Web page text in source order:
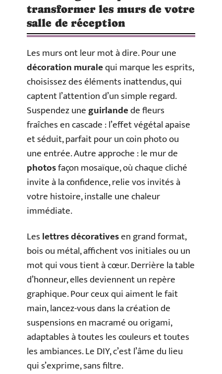
transformer les murs de votre
salle de réception
Les murs ont leur mot à dire. Pour une
décoration muralequi marque les esprits,
choisissez des éléments inattendus, qui
captent l’attention d’un simple regard.
Suspendez uneguirlandede fleurs
fraîches en cascade : l’effet végétal apaise
et séduit, parfait pour un coin photo ou
une entrée. Autre approche : le mur de
photosfaçon mosaïque, où chaque cliché
invite à la confidence, relie vos invités à
votre histoire, installe une chaleur
immédiate.
Leslettres décorativesen grand format,
bois ou métal, affichent vos initiales ou un
mot qui vous tient à cœur. Derrière la table
d’honneur, elles deviennent un repère
graphique. Pour ceux qui aiment le fait
main, lancez-vous dans la création de
suspensions en macramé ou origami,
adaptables à toutes les couleurs et toutes
les ambiances. Le DIY, c’est l’âme du lieu
qui s’exprime, sans filtre.